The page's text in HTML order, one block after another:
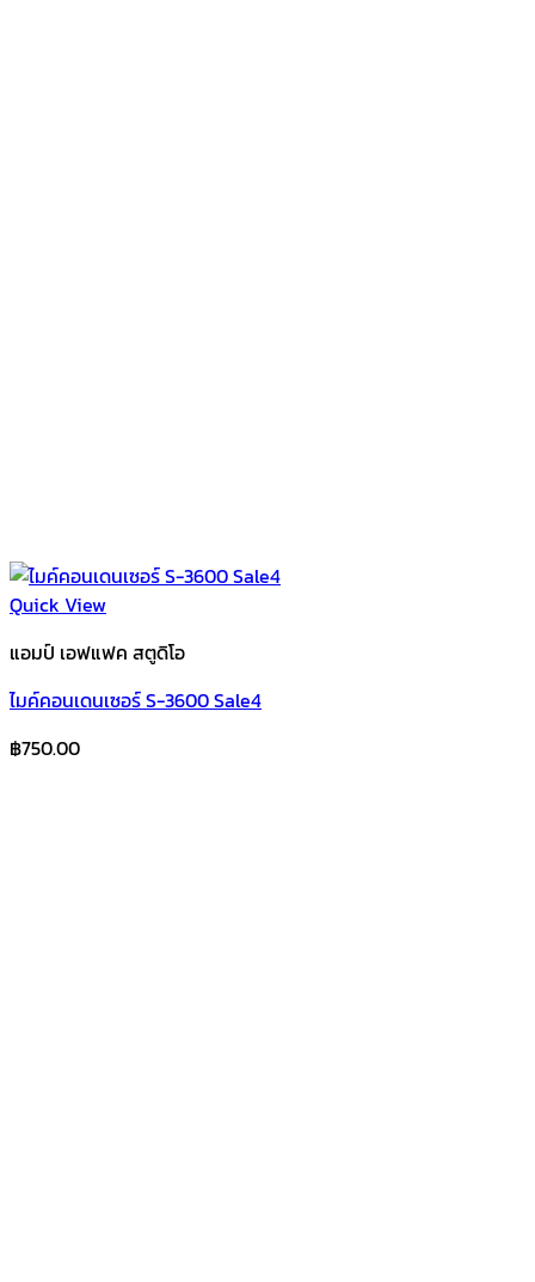
Quick View
แอมป์ เอฟแฟค สตูดิโอ
ไมค์คอนเดนเซอร์ S-3600 Sale4
฿750.00